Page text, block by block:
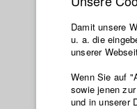
Filme
2023 Die
Damit unsere
u. a. die
unserer
Wenn Sie auf
sowie jenen
und in unserer